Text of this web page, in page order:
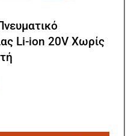
Li-ion 20V Χωρίς